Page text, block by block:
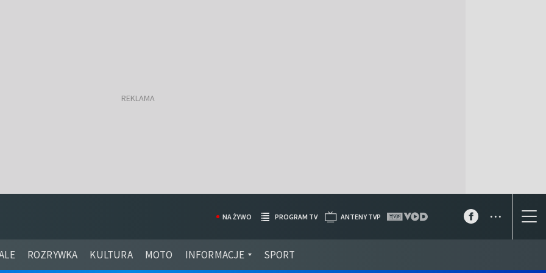
ROZRYWKA KULTURA MOTO INFORMACJE SPORT
NA ŻYWO PROGRAM TV ANTENY TVP ...